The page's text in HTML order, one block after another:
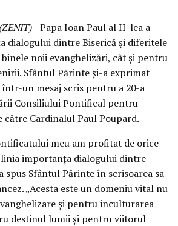
- Papa Ioan Paul al II-lea a
dialogului dintre Biserică şi diferitele
noii evanghelizări, cât şi pentru
Sfântul Părinte şi-a exprimat
un mesaj scris pentru a 20-a
Consiliului Pontifical pentru
către Cardinalul Paul Poupard.
meu am profitat de orice
importanţa dialogului dintre
spus Sfântul Părinte în scrisoarea sa
„Acesta este un domeniu vital nu
şi pentru inculturarea
destinul lumii şi pentru viitorul